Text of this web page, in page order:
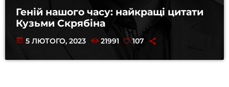
Геній нашого часу: найкращі цитати
Кузьми Скрябіна
today 5 ЛЮТОГО, 2023 21991 107